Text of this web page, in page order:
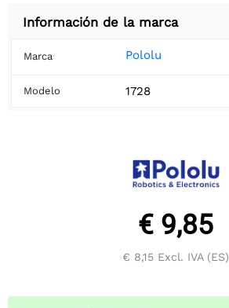
Información de la marca
Marca Pololu
Modelo 1728
€ 9,85
€ 8,15 Excl. IVA (ES)